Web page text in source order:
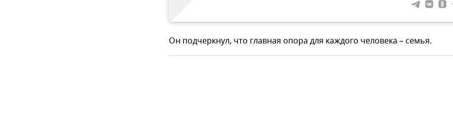
Он подчеркнул, что главная опора для каждого человека – семья.